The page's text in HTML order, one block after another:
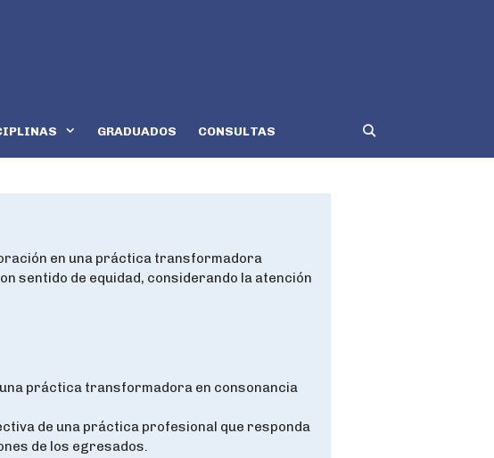
GRADUADOS CONSULTAS
en una práctica transformadora
sentido de equidad, considerando la atención
práctica transformadora en consonancia
de una práctica profesional que responda
de los egresados.